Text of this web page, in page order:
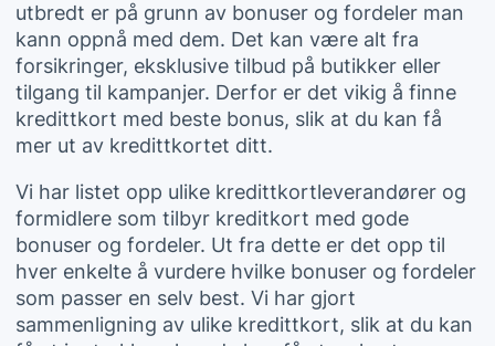
utbredt er på grunn av bonuser og fordeler man
kann oppnå med dem. Det kan være alt fra
forsikringer, eksklusive tilbud på butikker eller
tilgang til kampanjer. Derfor er det vikig å finne
kredittkort med beste bonus, slik at du kan få
mer ut av kredittkortet ditt.
Vi har listet opp ulike kredittkortleverandører og
formidlere som tilbyr kreditkort med gode
bonuser og fordeler. Ut fra dette er det opp til
hver enkelte å vurdere hvilke bonuser og fordeler
som passer en selv best. Vi har gjort
sammenligning av ulike kredittkort, slik at du kan